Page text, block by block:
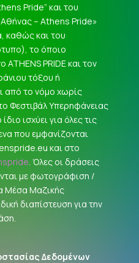
Pride” και του
– Athens Pride»
καθώς και του
το όποιο
ATHENS PRIDE και τον
τόξου ή
από το νόμο χωρίς
Φεστιβάλ Υπερηφάνειας
ισχύει για όλες τις
που εμφανίζονται
και στο
. Όλες οι δράσεις
με φωτογράφιση /
Μέσα Μαζικής
διαπίστευση για την
Δεδομένων